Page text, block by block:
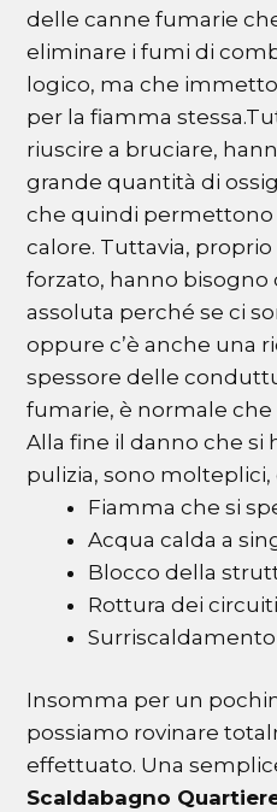
delle canne fumarie
eliminare i fumi di
logico, ma che
per la fiamma
riuscire a bruciare,
grande quantità di
che quindi permettono
calore. Tuttavia,
forzato, hanno bisogno
assoluta perché se ci
oppure c’è anche una
spessore delle
fumarie, è normale che
Alla fine il danno che si
pulizia, sono molteplici,
Fiamma che si
Acqua calda a
Blocco della
Rottura dei
Insomma per un
possiamo rovinare
effettuato. Una
Scaldabagno